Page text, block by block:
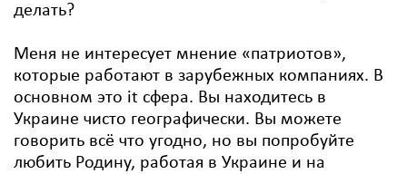
делать?
Меня не интересует мнение «патриотов»,
которые работают в зарубежных компаниях. В
основном это it сфера. Вы находитесь в
Украине чисто географически. Вы можете
говорить всё что угодно, но вы попробуйте
любить Родину, работая в Украине и на